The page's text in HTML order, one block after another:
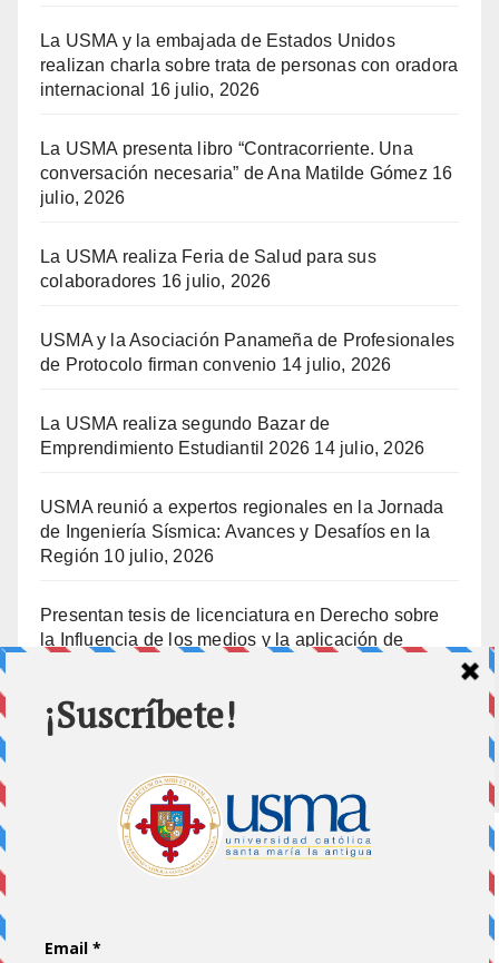
La USMA y la embajada de Estados Unidos
realizan charla sobre trata de personas con oradora
internacional
16 julio, 2026
La USMA presenta libro “Contracorriente. Una
conversación necesaria” de Ana Matilde Gómez 16
julio, 2026
La USMA realiza Feria de Salud para sus
colaboradores 16 julio, 2026
USMA y la Asociación Panameña de Profesionales
de Protocolo firman convenio 14 julio, 2026
La USMA realiza segundo Bazar de
Emprendimiento Estudiantil 2026 14 julio, 2026
USMA reunió a expertos regionales en la Jornada
de Ingeniería Sísmica: Avances y Desafíos en la
Región 10 julio, 2026
Presentan tesis de licenciatura en Derecho sobre
la Influencia de los medios y la aplicación de